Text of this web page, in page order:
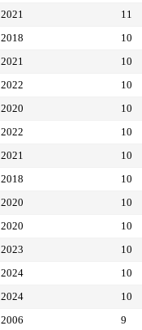
2021
11
2018
10
2021
10
2022
10
2020
10
2022
10
2021
10
2018
10
2020
10
2020
10
2023
10
2024
10
2024
10
2006 9